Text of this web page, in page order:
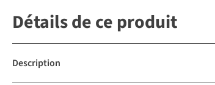
Détails de ce produit
Description